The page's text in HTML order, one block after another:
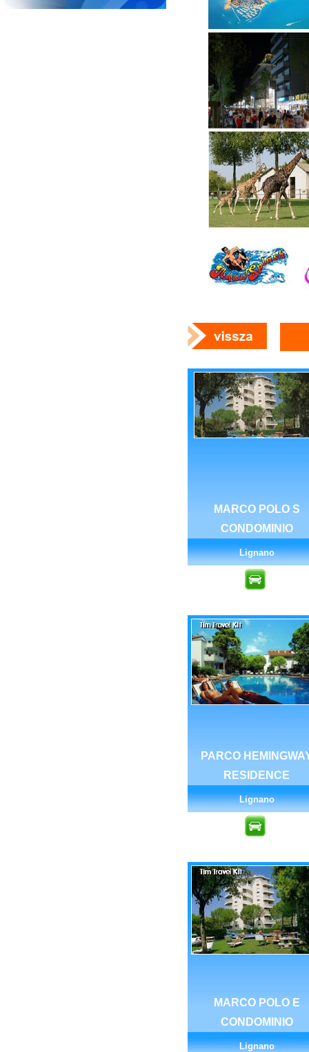
MARCO POLO S
CONDOMINIO
Lignano
PARCO
RESIDENCE
Lignano
MARCO POLO E
CONDOMINIO
Lignano